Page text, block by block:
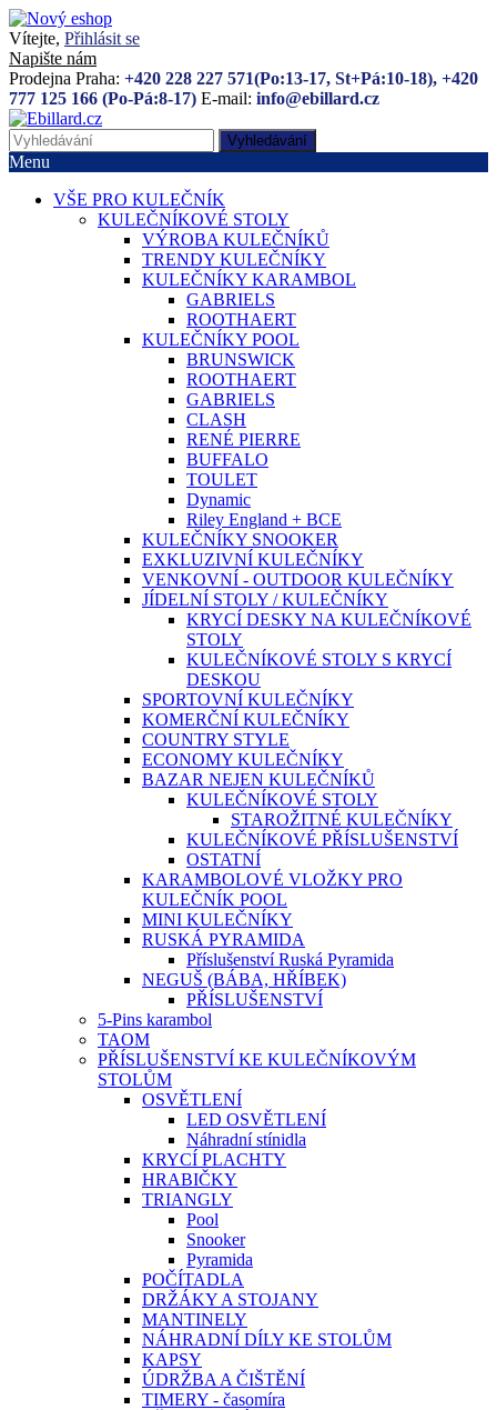
Vítejte, Přihlásit se
Napište nám
Prodejna Praha: +420 228 227 571(Po:13-17, St+Pá:10-18), +420
777 125 166 (Po-Pá:8-17) E-mail: info@ebillard.cz
Vyhledávání
Menu
VŠE PRO KULEČNÍK
KULEČNÍKOVÉ STOLY
VÝROBA KULEČNÍKŮ
TRENDY KULEČNÍKY
KULEČNÍKY KARAMBOL
GABRIELS
ROOTHAERT
KULEČNÍKY POOL
BRUNSWICK
ROOTHAERT
GABRIELS
CLASH
RENÉ PIERRE
BUFFALO
TOULET
Dynamic
Riley England + BCE
KULEČNÍKY SNOOKER
EXKLUZIVNÍ KULEČNÍKY
VENKOVNÍ - OUTDOOR KULEČNÍKY
JÍDELNÍ STOLY / KULEČNÍKY
KRYCÍ DESKY NA KULEČNÍKOVÉ
STOLY
KULEČNÍKOVÉ STOLY S KRYCÍ
DESKOU
SPORTOVNÍ KULEČNÍKY
KOMERČNÍ KULEČNÍKY
COUNTRY STYLE
ECONOMY KULEČNÍKY
BAZAR NEJEN KULEČNÍKŮ
KULEČNÍKOVÉ STOLY
STAROŽITNÉ KULEČNÍKY
KULEČNÍKOVÉ PŘÍSLUŠENSTVÍ
OSTATNÍ
KARAMBOLOVÉ VLOŽKY PRO
KULEČNÍK POOL
MINI KULEČNÍKY
RUSKÁ PYRAMIDA
Příslušenství Ruská Pyramida
NEGUŠ (BÁBA, HŘÍBEK)
PŘÍSLUŠENSTVÍ
5-Pins karambol
TAOM
PŘÍSLUŠENSTVÍ KE KULEČNÍKOVÝM
STOLŮM
OSVĚTLENÍ
LED OSVĚTLENÍ
Náhradní stínidla
KRYCÍ PLACHTY
HRABIČKY
TRIANGLY
Pool
Snooker
Pyramida
POČÍTADLA
DRŽÁKY A STOJANY
MANTINELY
NÁHRADNÍ DÍLY KE STOLŮM
KAPSY
ÚDRŽBA A ČIŠTĚNÍ
TIMERY - časomíra